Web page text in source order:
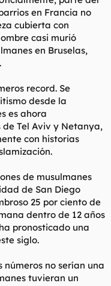
en Francia no
cubierta con
casi murió
en Bruselas,
record. Se
desde la
es ahora
Tel Aviv y Netanya,
con historias
de musulmanes
de San Diego
25 por ciento de
dentro de 12 años
pronosticado una
siglo.
números no serían una
tuvieran un